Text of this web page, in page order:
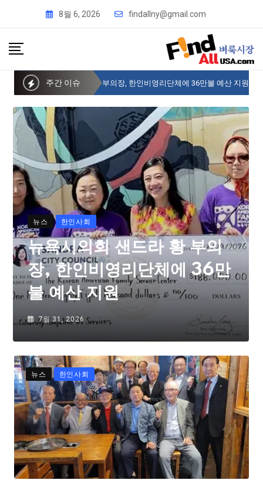
8월 6, 2026 findallny@gmail.com
주간 이슈
뉴욕시의회 샌드라 황 부의장, 한인비영리단체에 36만불 예산 지원
뉴스 한인사회
뉴욕시의회 샌드라 황 부의
장, 한인비영리단체에 36만
불 예산 지원
7월 31, 2026
뉴스 한인사회